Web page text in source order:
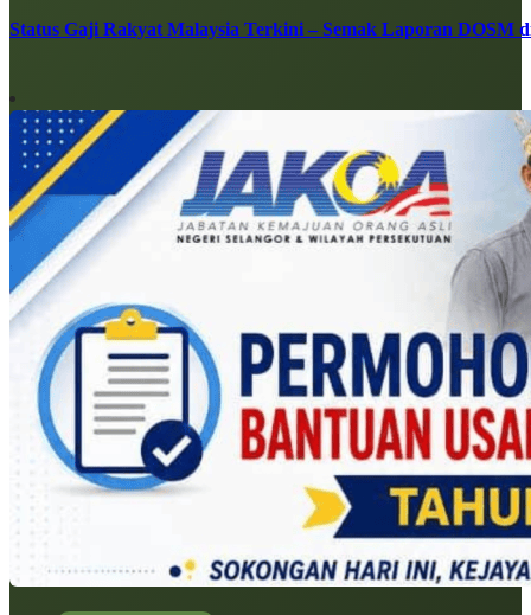
Status Gaji Rakyat Malaysia Terkini – Semak Laporan DOSM